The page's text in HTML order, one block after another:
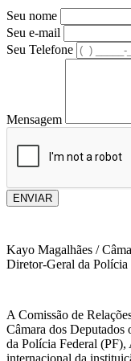
Seu nome
Seu e-mail
Seu Telefone
Mensagem
ENVIAR
Kayo Magalhães /
Diretor-Geral da
A Comissão de
Câmara dos Deputados
da Polícia Federal (PF),
internacional da